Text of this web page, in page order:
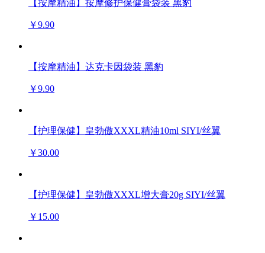
【按摩精油】按摩修护保健膏袋装 黑豹
￥9.90
【按摩精油】达克卡因袋装 黑豹
￥9.90
【护理保健】皇勃傲XXXL精油10ml SIYI/丝翼
￥30.00
【护理保健】皇勃傲XXXL增大膏20g SIYI/丝翼
￥15.00